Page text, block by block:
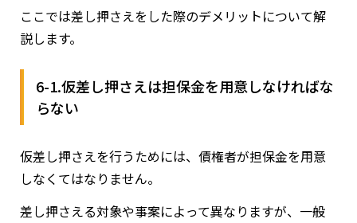
ここでは差し押さえをした際のデメリットについて解
説します。
6-1.仮差し押さえは担保金を用意しなければな
らない
仮差し押さえを行うためには、債権者が担保金を用意
しなくてはなりません。
差し押さえる対象や事案によって異なりますが、一般